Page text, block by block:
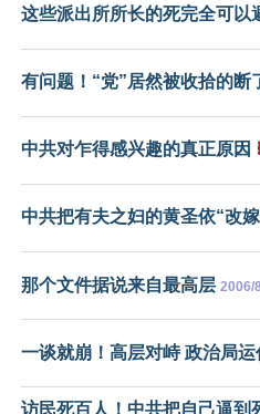
这些派出所所长的死完全可以
有问题！“党”居然被收拾的断
中共对乍得感兴趣的真正原因
中共把有夫之妇的黄圣依“改
那个文件据说来自最高层 2006/
一谈就崩！高层对峙 政治局运
访民死百人！中共把自己逼到